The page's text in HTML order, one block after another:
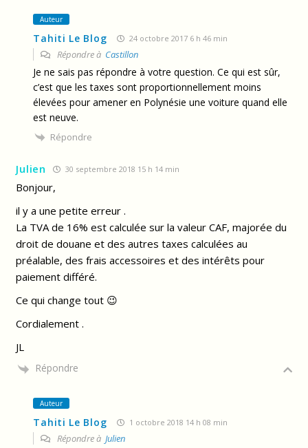
Auteur
Tahiti Le Blog 24 octobre 2017 6 h 46 min
Répondre à Castillon
Je ne sais pas répondre à votre question. Ce qui est sûr,
c’est que les taxes sont proportionnellement moins
élevées pour amener en Polynésie une voiture quand elle
est neuve.
Répondre
Julien 30 septembre 2018 15 h 14 min
Bonjour,
il y a une petite erreur .
La TVA de 16% est calculée sur la valeur CAF, majorée du
droit de douane et des autres taxes calculées au
préalable, des frais accessoires et des intérêts pour
paiement différé.
Ce qui change tout 😉
Cordialement .
JL
Répondre
Auteur
Tahiti Le Blog 1 octobre 2018 14 h 08 min
Répondre àJulien